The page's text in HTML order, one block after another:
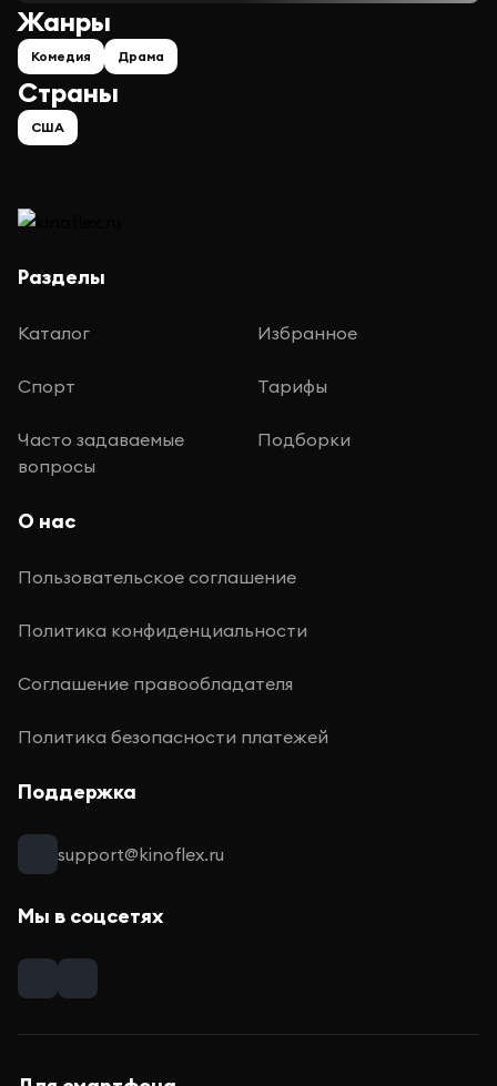
Страны
США
Жанры
Комедия Драма
Разделы
Каталог Избранное
Спорт Тарифы
Часто задаваемые
вопросы
Подборки
О нас
Пользовательское соглашение
Политика конфиденциальности
Соглашение правообладателя
Политика безопасности платежей
Поддержка
support@kinoflex.ru
Мы в соцсетях